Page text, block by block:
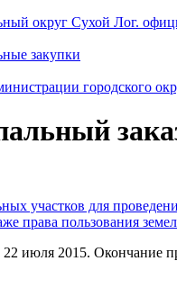
округ Сухой Лог.
закупки
городского
участков для
права пользования
22 июля 2015. Окончание